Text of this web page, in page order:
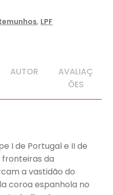
, LPF
AUTOR
AVALIAÇ
ÕES
I de Portugal e II de
fronteiras da
a vastidão do
coroa espanhola no